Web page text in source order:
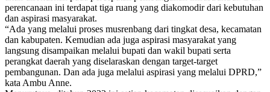
perencanaan ini terdapat tiga ruang yang diakomodir dari kebutuhan
dan aspirasi masyarakat.
“Ada yang melalui proses musrenbang dari tingkat desa, kecamatan
dan kabupaten. Kemudian ada juga aspirasi masyarakat yang
langsung disampaikan melalui bupati dan wakil bupati serta
perangkat daerah yang diselaraskan dengan target-target
pembangunan. Dan ada juga melalui aspirasi yang melalui DPRD,”
kata Ambu Anne.